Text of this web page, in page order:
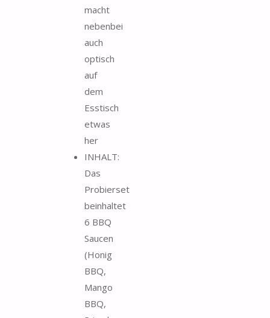
macht
nebenbei
auch
optisch
auf
dem
Esstisch
etwas
her
INHALT:
Das
Probierset
beinhaltet
6 BBQ
Saucen
(Honig
BBQ,
Mango
BBQ,